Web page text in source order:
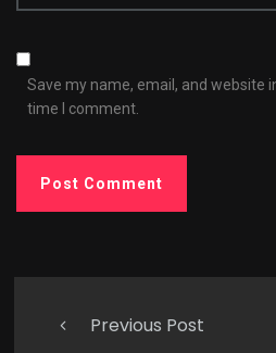
Save my name, email, and website
time I comment.
Previous Post